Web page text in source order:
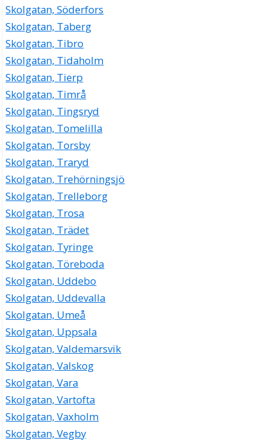
Skolgatan, Söderfors
Skolgatan, Taberg
Skolgatan, Tibro
Skolgatan, Tidaholm
Skolgatan, Tierp
Skolgatan, Timrå
Skolgatan, Tingsryd
Skolgatan, Tomelilla
Skolgatan, Torsby
Skolgatan, Traryd
Skolgatan, Trehörningsjö
Skolgatan, Trelleborg
Skolgatan, Trosa
Skolgatan, Trädet
Skolgatan, Tyringe
Skolgatan, Töreboda
Skolgatan, Uddebo
Skolgatan, Uddevalla
Skolgatan, Umeå
Skolgatan, Uppsala
Skolgatan, Valdemarsvik
Skolgatan, Valskog
Skolgatan, Vara
Skolgatan, Vartofta
Skolgatan, Vaxholm
Skolgatan, Vegby